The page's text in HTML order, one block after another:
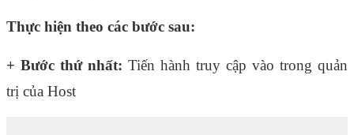
Thực hiện theo các bước sau:
+ Bước thứ nhất: Tiến hành truy cập vào trong quản
trị của Host